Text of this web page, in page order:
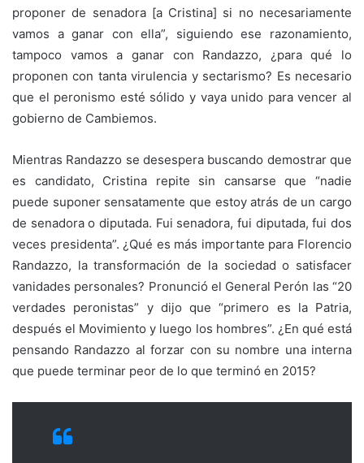
proponer de senadora [a Cristina] si no necesariamente
vamos a ganar con ella”, siguiendo ese razonamiento,
tampoco vamos a ganar con Randazzo, ¿para qué lo
proponen con tanta virulencia y sectarismo? Es necesario
que el peronismo esté sólido y vaya unido para vencer al
gobierno de Cambiemos.
Mientras Randazzo se desespera buscando demostrar que
es candidato, Cristina repite sin cansarse que “nadie
puede suponer sensatamente que estoy atrás de un cargo
de senadora o diputada. Fui senadora, fui diputada, fui dos
veces presidenta”. ¿Qué es más importante para Florencio
Randazzo, la transformación de la sociedad o satisfacer
vanidades personales? Pronunció el General Perón las “20
verdades peronistas” y dijo que “primero es la Patria,
después el Movimiento y luego los hombres”. ¿En qué está
pensando Randazzo al forzar con su nombre una interna
que puede terminar peor de lo que terminó en 2015?